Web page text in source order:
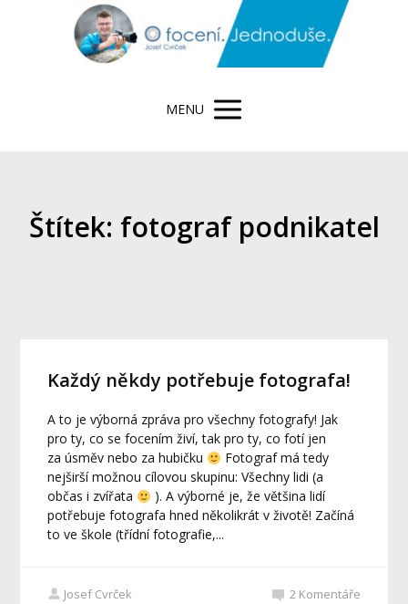
MENU
Štítek: fotograf podnikatel
Každý někdy potřebuje fotografa!
A to je výborná zpráva pro všechny fotografy! Jak
pro ty, co se focením živí, tak pro ty, co fotí jen
za úsměv nebo za hubičku
Fotograf má tedy
nejširší možnou cílovou skupinu: Všechny lidi (a
občas i zvířata
). A výborné je, že většina lidí
potřebuje fotografa hned několikrát v životě! Začíná
to ve škole (třídní fotografie,...
Josef Cvrček 2 Komentáře